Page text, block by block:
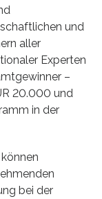
und
aller
Experten
–
20.000 und
in der
bei der